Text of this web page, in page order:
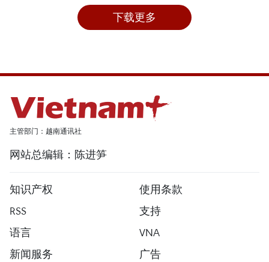
下载更多
主管部门：越南通讯社
网站总编辑：陈进笋
知识产权
使用条款
RSS
支持
语言
VNA
新闻服务
广告